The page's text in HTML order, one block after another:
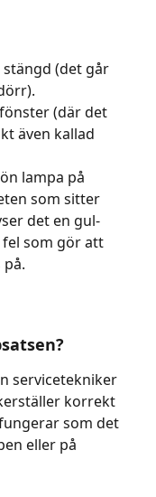
(det går
(där det
även kallad
lampa på
som sitter
det en gul-
som gör att
servicetekniker
korrekt
som det
eller på